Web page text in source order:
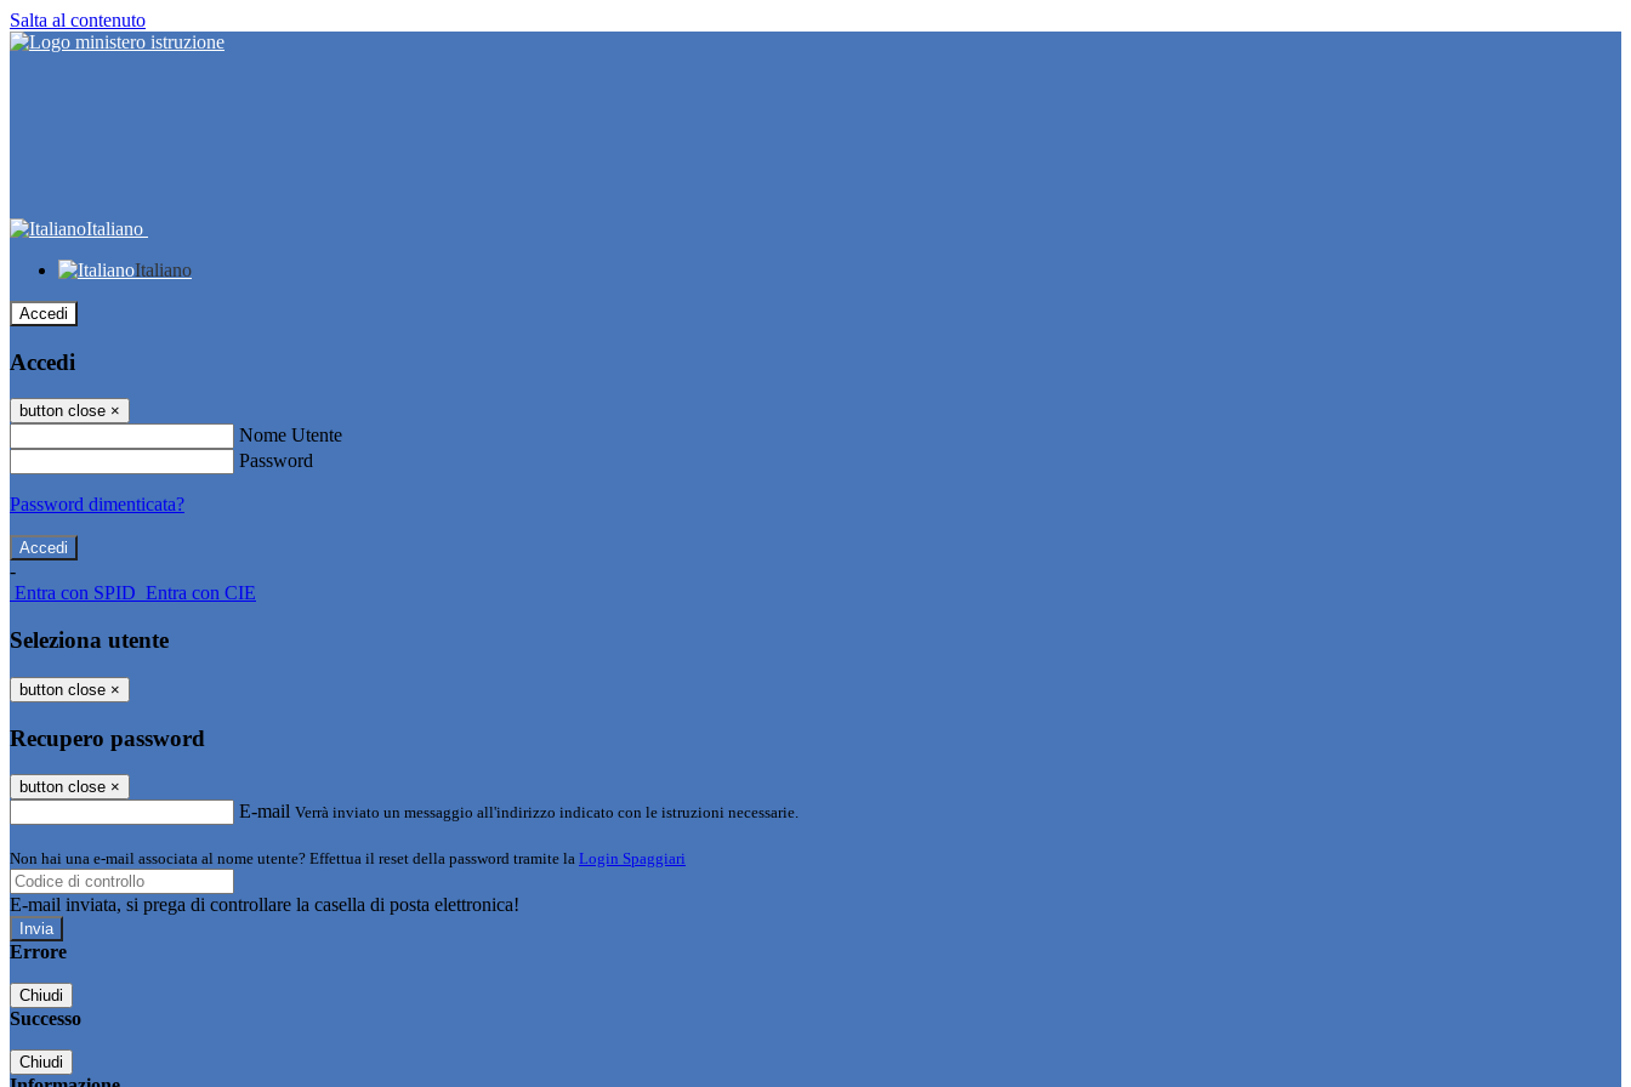
Salta al contenuto
Italiano
Italiano
Accedi
Accedi
button close ×
Nome Utente
Password
Password dimenticata?
-
Entra con SPID Entra con CIE
Seleziona utente
button close ×
Recupero password
button close ×
E-mail Verrà inviato un messaggio all'indirizzo indicato con le istruzioni necessarie.
Non hai una e-mail associata al nome utente? Effettua il reset della password tramite la Login Spaggiari
E-mail inviata, si prega di controllare la casella di posta elettronica!
Errore
Chiudi
Successo
Chiudi